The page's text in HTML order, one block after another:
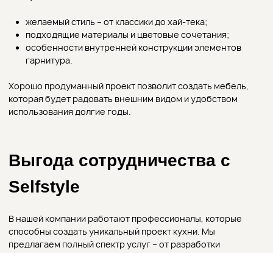
Осталисьвопросы?
или найдите нас в соцсетях
Имя*